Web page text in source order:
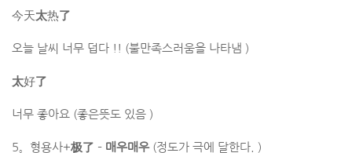
今天太热了
오늘 날씨 너무 덥다 !! (불만족스러움을 나타냄 )
太好了
너무 좋아요 (좋은뜻도 있음 )
5。형용사+极了 – 매우매우(정도가 극에 달한다. )